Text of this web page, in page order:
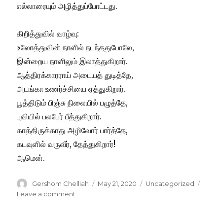
எல்லாரையும் அழித்துப்போட்டது.
கிறித்துவில் வாழ்வு:
உலோத்துவின் நாளில் நடந்ததுபோலே,
இன்றைய நாளிலும் இலாத்துகிறார்.
ஆத்திரக்காரராய் அடையத் துடித்தே,
அடங்கா உணர்ச்சியை ஏத்துகிறார்.
பூத்திடும் பிஞ்சு நிலையில் பழுத்தே,
புவியில் பலபேர் பீத்துகிறார்.
காத்திருக்காது அழிவோர் பார்த்தே,
கடவுளில் வருவீர், தேத்துகிறார்!
ஆமென்.
Author
Gershom Chelliah
Posted
May 21, 2020 Categories
Uncategorized
Leave a comment